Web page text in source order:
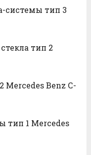
системы тип 3
тип 2
Mercedes Benz С-
тип 1 Mercedes